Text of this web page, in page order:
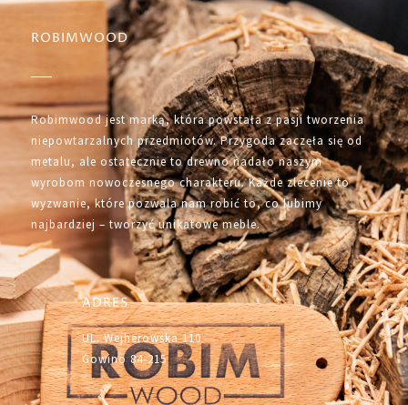
ROBIMWOOD
Robimwood jest marką, która powstała z pasji tworzenia
niepowtarzalnych przedmiotów. Przygoda zaczęła się od
metalu, ale ostatecznie to drewno nadało naszym
wyrobom nowoczesnego charakteru. Każde zlecenie to
wyzwanie, które pozwala nam robić to, co lubimy
najbardziej – tworzyć unikatowe meble.
ADRES
UL. Wejherowska 110
Gowino 84-215